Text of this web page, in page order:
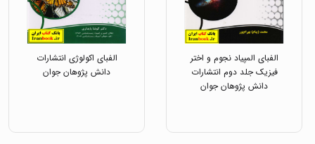
الفبای المپیاد نجوم و اختر
فیزیک جلد دوم انتشارات
دانش پژوهان جوان
الفبای اکولوژی انتشارات
دانش پژوهان جوان